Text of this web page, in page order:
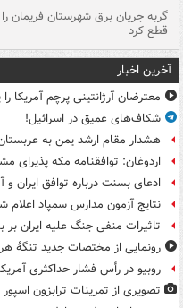
گربه جریان برق شهرستان فریمان را
قطع کرد
آخرین اخبار
معترضان آرژانتینی پرچم آمریکا
شکاف‌های عمیق در اسرائیل!
هشدار مقام ارشد یمن به
اردوغان: توافقنامه مکه
ادعای بسنت درباره توافق ایران و
نتایج آزمون مدارس سمپاد اعلام
تاثیرات منفی جنگ علیه ایران بر
رونمایی از مختصات جدید تنگۀ
روبیو در رأس فشار حداکثری
تصویری از تمرینات ترابزون